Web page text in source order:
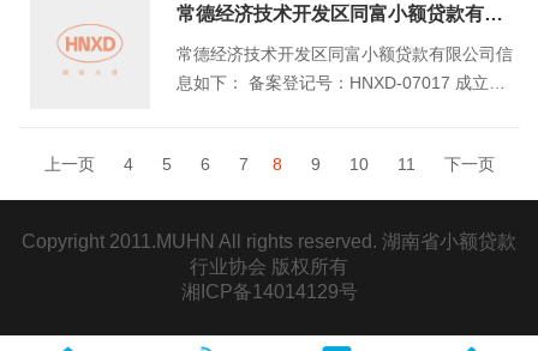
人民路500号新华大厦2301室
常德经济技术开发区同富小额贷款有限公司
常德经济技术开发区同富小额贷款有限公司信
息如下： 备案登记号：HNXD-07017 成立时
楼113号
上一页 4 5 6 7 8 9 10 11 下一页
Copyright 2011.MUHN All rights reserved. 湖南省小额贷款
行业协会 版权所有
湘ICP备14014129号